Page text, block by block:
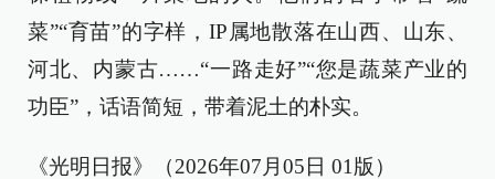
菜”“育苗”的字样，IP属地散落在山西、山东、
河北、内蒙古……“一路走好”“您是蔬菜产业的
功臣”，话语简短，带着泥土的朴实。
《光明日报》（2026年07月05日 01版）